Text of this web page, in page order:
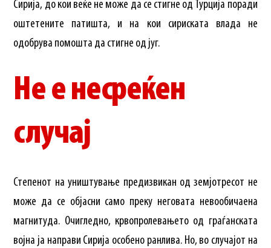
Сирија, до кои веќе не може да се стигне од Турција поради
оштетените патишта, и на кои сириската влада не
одобрува помошта да стигне од југ.
Не е несреќен
случај
Степенот на уништување предизвикан од земјотресот не
може да се објасни само преку неговата невообичаена
магнитуда. Очигледно, крвопролевањето од граѓанската
војна ја направи Сирија особено ранлива. Но, во случајот на